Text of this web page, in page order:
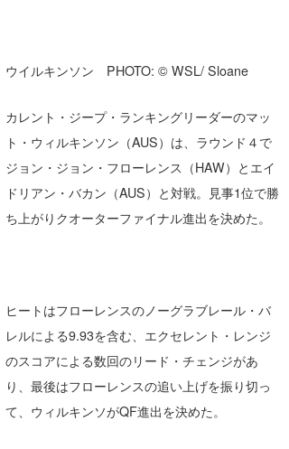
ウイルキンソン PHOTO: © WSL/ Sloane
カレント・ジープ・ランキングリーダーのマッ
ト・ウィルキンソン（AUS）は、ラウンド４で
ジョン・ジョン・フローレンス（HAW）とエイ
ドリアン・バカン（AUS）と対戦。見事1位で勝
ち上がりクオーターファイナル進出を決めた。
ヒートはフローレンスのノーグラブレール・バ
レルによる9.93を含む、エクセレント・レンジ
のスコアによる数回のリード・チェンジがあ
り、最後はフローレンスの追い上げを振り切っ
て、ウィルキンソがQF進出を決めた。
ハンマー
まっきー
三輪予報士
上條将美
唐澤予報士
SancheZ
ゴン